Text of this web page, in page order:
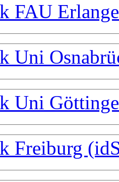
FAU
Uni
Uni
Freiburg